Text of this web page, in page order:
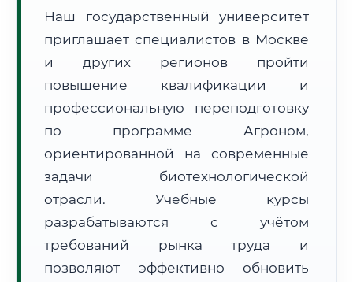
Субъект:
Московская область
+7 (495/499)
Формат учебы:
Дистанционно
🗺️ Зона обслуживания: г. Москва
Наш государственный университет
приглашает специалистов в Москве
и других регионов пройти
повышение квалификации и
профессиональную переподготовку
по программе Агроном,
ориентированной на современные
задачи биотехнологической
отрасли. Учебные курсы
разрабатываются с учётом
требований рынка труда и
позволяют эффективно обновить